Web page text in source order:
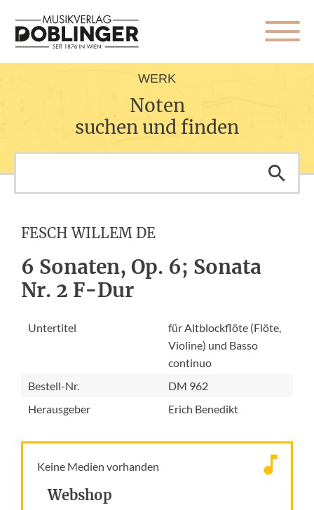
WERK
Noten
suchen und finden
FESCH WILLEM DE
6 Sonaten, Op. 6; Sonata
Nr. 2 F-Dur
Untertitel
für Altblockflöte (Flöte,
Violine) und Basso
continuo
Bestell-Nr.
DM 962
Herausgeber
Erich Benedikt
Keine Medien vorhanden
Webshop